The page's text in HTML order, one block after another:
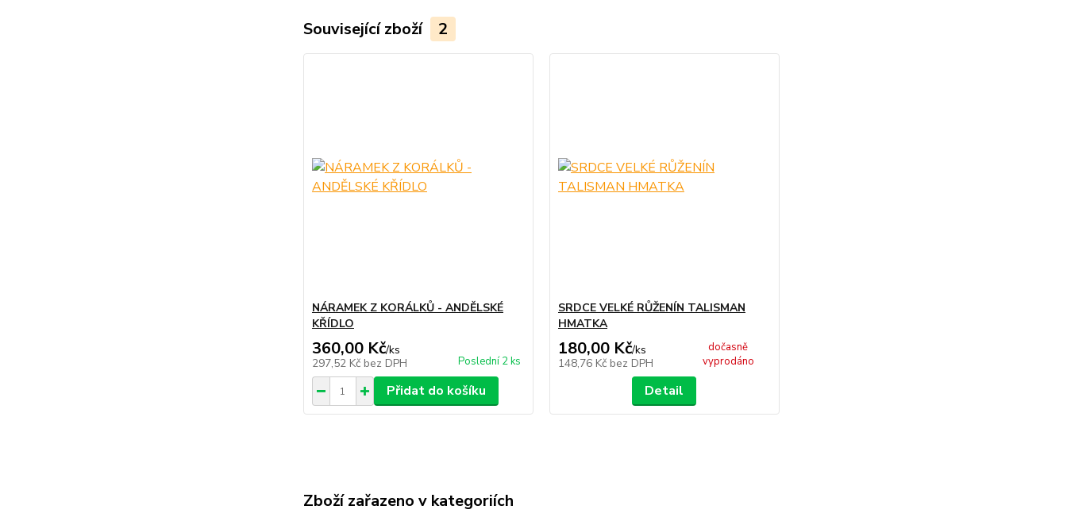
Související zboží 2
NÁRAMEK Z KORÁLKŮ - ANDĚLSKÉ
KŘÍDLO
360,00 Kč/ks
297,52 Kč bez DPH Poslední 2 ks
Přidat do košíku
SRDCE VELKÉ RŮŽENÍN TALISMAN
HMATKA
180,00 Kč/ks
148,76 Kč bez DPH
dočasně
vyprodáno
Detail
Zboží zařazeno v kategoriích